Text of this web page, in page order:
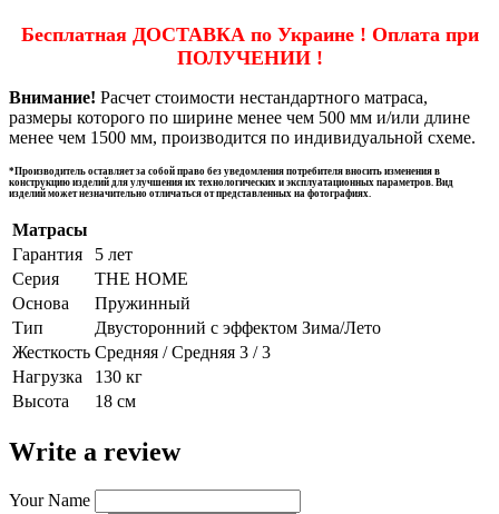
Бесплатная ДОСТАВКА по Украине ! Оплата при
ПОЛУЧЕНИИ !
Внимание! Расчет стоимости нестандартного матраса,
размеры которого по ширине менее чем 500 мм и/или длине
менее чем 1500 мм, производится по индивидуальной схеме.
*Производитель оставляет за собой право без уведомления потребителя вносить изменения в
конструкцию изделий для улучшения их технологических и эксплуатационных параметров. Вид
изделий может незначительно отличаться от представленных на фотографиях.
Матрасы
Гарантия
5 лет
Серия
THE HOME
Основа
Пружинный
Тип
Двусторонний с эффектом Зима/Лето
Жесткость Средняя / Средняя 3 / 3
Нагрузка
130 кг
Высота
18 см
Write a review
Your Name